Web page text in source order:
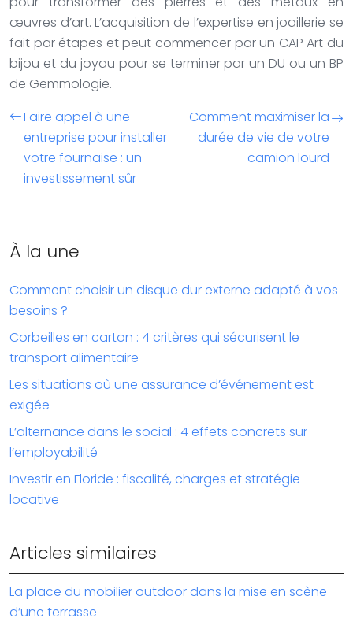
œuvres d’art. L’acquisition de l’expertise en joaillerie se
fait par étapes et peut commencer par un CAP Art du
bijou et du joyau pour se terminer par un DU ou un BP
de Gemmologie.
Faire appel à une
entreprise pour installer
votre fournaise : un
investissement sûr
Comment maximiser la
durée de vie de votre
camion lourd
À la une
Comment choisir un disque dur externe adapté à vos
besoins ?
Corbeilles en carton : 4 critères qui sécurisent le
transport alimentaire
Les situations où une assurance d’événement est
exigée
L’alternance dans le social : 4 effets concrets sur
l’employabilité
Investir en Floride : fiscalité, charges et stratégie
locative
Articles similaires
La place du mobilier outdoor dans la mise en scène
d’une terrasse